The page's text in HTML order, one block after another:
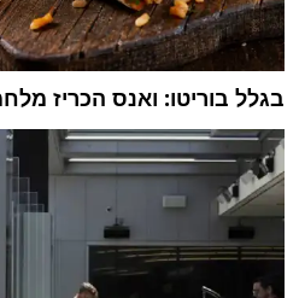
בגלל בוריטו: ואנס הכריז